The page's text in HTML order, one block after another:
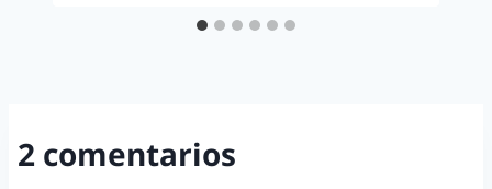
2 comentarios